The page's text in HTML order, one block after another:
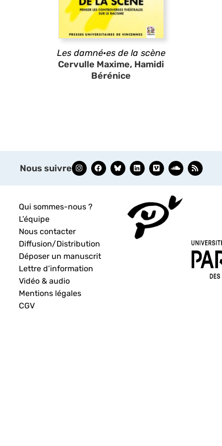
Les damné·es de la scène
Cervulle Maxime, Hamidi
Bérénice
Nous suivre
Qui sommes-nous ?
L’équipe
Nous contacter
Diffusion/Distribution
Déposer un manuscrit
Lettre d’information
Vidéo & audio
Mentions légales
CGV